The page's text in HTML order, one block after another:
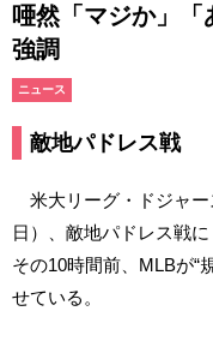
唖然「マジか」
強調
ニュース
敵地パドレス戦
米大リーグ・ドジャー
日）、敵地パドレス戦
その10時間前、MLBが“
せている。